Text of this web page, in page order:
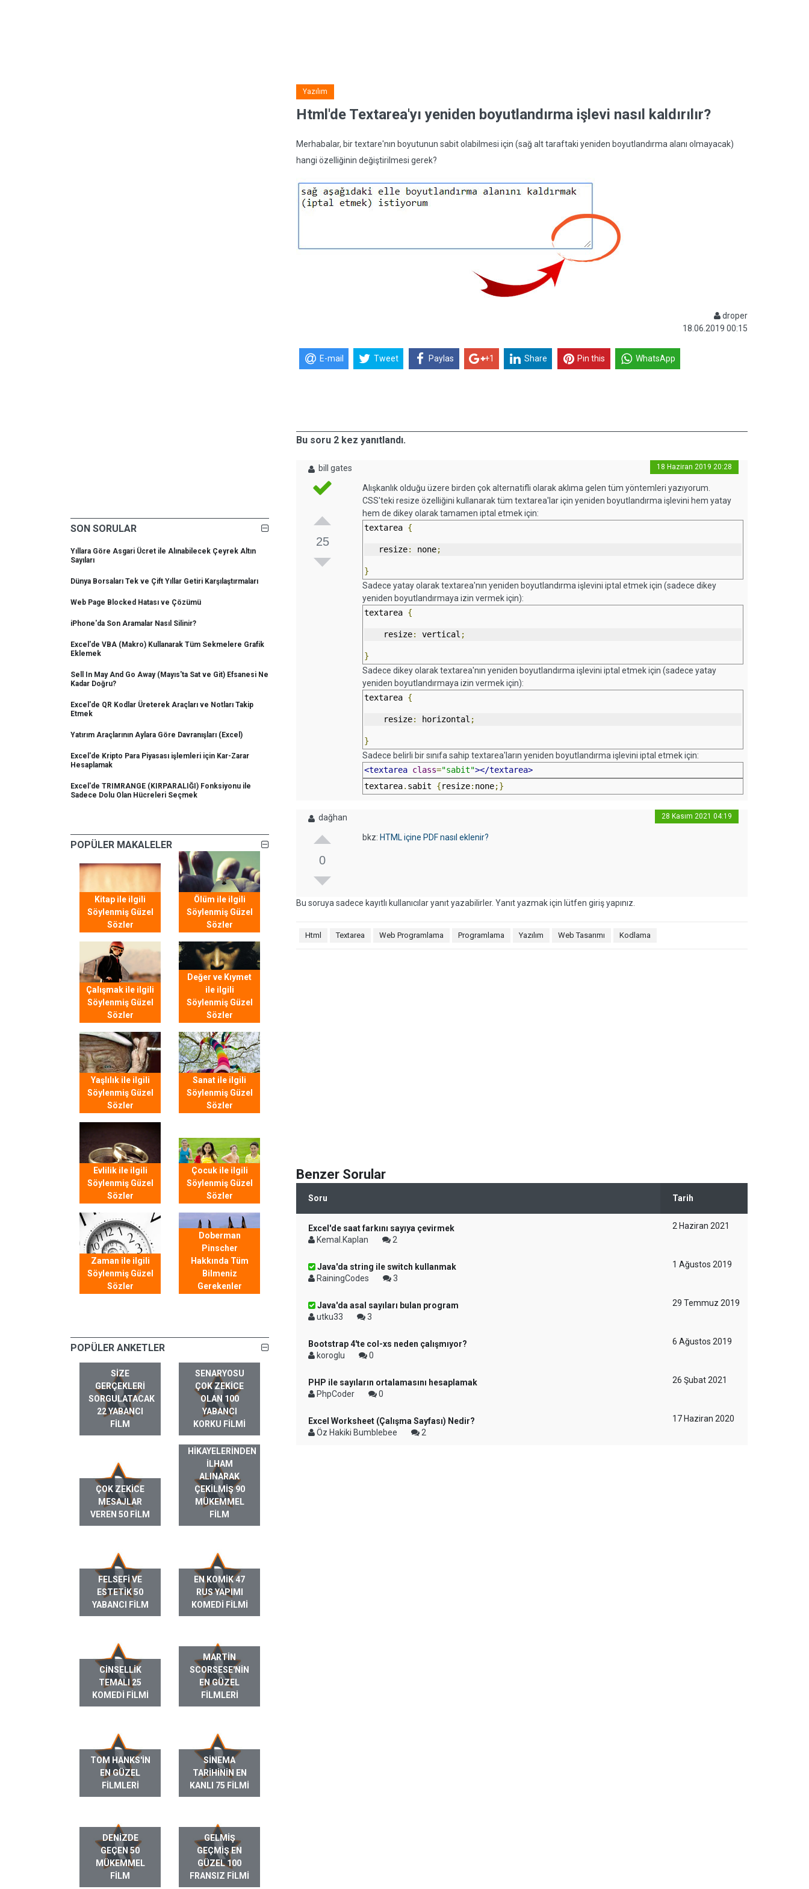
SON SORULAR
Yıllara Göre Asgari Ücret ile Alınabilecek Çeyrek Altın
Sayıları
Dünya Borsaları Tek ve Çift Yıllar Getiri Karşılaştırmaları
Web Page Blocked Hatası ve Çözümü
iPhone'da Son Aramalar Nasıl Silinir?
Excel'de VBA (Makro) Kullanarak Tüm Sekmelere Grafik
Eklemek
Sell In May And Go Away (Mayıs'ta Sat ve Git) Efsanesi Ne
Kadar Doğru?
Excel'de QR Kodlar Üreterek Araçları ve Notları Takip
Etmek
Yatırım Araçlarının Aylara Göre Davranışları (Excel)
Excel'de Kripto Para Piyasası işlemleri için Kar-Zarar
Hesaplamak
Excel'de TRIMRANGE (KIRPARALIĞI) Fonksiyonu ile
Sadece Dolu Olan Hücreleri Seçmek
POPÜLER MAKALELER
Kitap ile ilgili
Söylenmiş Güzel
Sözler
Ölüm ile ilgili
Söylenmiş Güzel
Sözler
Çalışmak ile ilgili
Söylenmiş Güzel
Sözler
Değer ve Kıymet
ile ilgili
Söylenmiş Güzel
Sözler
Yaşlılık ile ilgili
Söylenmiş Güzel
Sözler
Sanat ile ilgili
Söylenmiş Güzel
Sözler
Evlilik ile ilgili
Söylenmiş Güzel
Sözler
Çocuk ile ilgili
Söylenmiş Güzel
Sözler
Zaman ile ilgili
Söylenmiş Güzel
Sözler
Doberman
Pinscher
Hakkında Tüm
Bilmeniz
Gerekenler
POPÜLER ANKETLER
SIZE
GERÇEKLERI
SORGULATACAK
22 YABANCI
FILM
SENARYOSU
ÇOK ZEKICE
OLAN 100
YABANCI
KORKU FILMI
ÇOK ZEKICE
MESAJLAR
VEREN 50 FILM
GERÇEK HAYAT
HIKAYELERINDEN
ILHAM
ALINARAK
ÇEKILMIŞ 90
MÜKEMMEL
FILM
FELSEFI VE
ESTETIK 50
YABANCI FILM
EN KOMIK 47
RUS YAPIMI
KOMEDI FILMI
CINSELLIK
TEMALI 25
KOMEDI FILMI
MARTIN
SCORSESE'NIN
EN GÜZEL
FILMLERI
TOM HANKS'IN
EN GÜZEL
FILMLERI
SINEMA
TARIHININ EN
KANLI 75 FILMI
DENIZDE
GEÇEN 50
MÜKEMMEL
FILM
GELMIŞ
GEÇMIŞ EN
GÜZEL 100
FRANSIZ FILMI
Yazılım
Html'de Textarea'yı yeniden boyutlandırma işlevi nasıl kaldırılır?
Merhabalar, bir textare'nın boyutunun sabit olabilmesi için (sağ alt taraftaki yeniden boyutlandırma alanı olmayacak)
hangi özelliğinin değiştirilmesi gerek?
droper
18.06.2019 00:15
E-mail Tweet Paylas +1 Share Pin this WhatsApp
Bu soru 2 kez yanıtlandı.
bill gates 18 Haziran 2019 20:28
25
Alışkanlık olduğu üzere birden çok alternatifli olarak aklıma gelen tüm yöntemleri yazıyorum.
CSS'teki resize özelliğini kullanarak tüm textarea'lar için yeniden boyutlandırma işlevini hem yatay
hem de dikey olarak tamamen iptal etmek için:
textarea {
   resize
: none;
}
Sadece yatay olarak textarea'nın yeniden boyutlandırma işlevini iptal etmek için (sadece dikey
yeniden boyutlandırmaya izin vermek için):
textarea {
    resize
: vertical ;
}
Sadece dikey olarak textarea'nın yeniden boyutlandırma işlevini iptal etmek için (sadece yatay
yeniden boyutlandırmaya izin vermek için):
textarea {
    resize
: horizontal ;
}
Sadece belirli bir sınıfa sahip textarea'ların yeniden boyutlandırma işlevini iptal etmek için:
<textarea class="sabit"></textarea>
textarea. sabit {resize: none;}
dağhan 28 Kasım 2021 04:19
0
bkz: HTML içine PDF nasıl eklenir?
Bu soruya sadece kayıtlı kullanıcılar yanıt yazabilirler. Yanıt yazmak için lütfen giriş yapınız.
Html Textarea Web Programlama Programlama Yazılım Web Tasarımı Kodlama
Benzer Sorular
Soru Tarih
Excel'de saat farkını sayıya çevirmek
Kemal.Kaplan
2
2 Haziran 2021
Java'da string ile switch kullanmak
RainingCodes
3
1 Ağustos 2019
Java'da asal sayıları bulan program
utku33
3
29 Temmuz 2019
Bootstrap 4'te col-xs neden çalışmıyor?
koroglu
0
6 Ağustos 2019
PHP ile sayıların ortalamasını hesaplamak
PhpCoder
0
26 Şubat 2021
Excel Worksheet (Çalışma Sayfası) Nedir?
Öz Hakiki Bumblebee
2
17 Haziran 2020